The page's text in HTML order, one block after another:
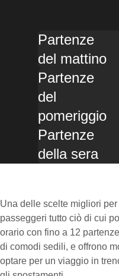
Partenze
del mattino
Partenze
del
pomeriggio
Partenze
della sera
Una delle scelte migliori
passeggeri tutto ciò di cui
orario con fino a 12
di comodi sedili, e offrono
optare per un viaggio in